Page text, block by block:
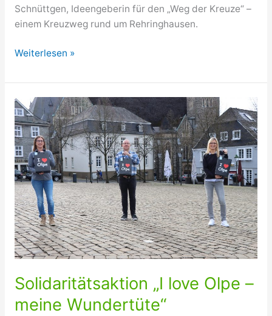
Schnüttgen, Ideengeberin für den „Weg der Kreuze“ –
einem Kreuzweg rund um Rehringhausen.
Kreuzweg
um
Rehringhausen
Weiterlesen »
Solidaritätsaktion „I love Olpe –
meine Wundertüte“